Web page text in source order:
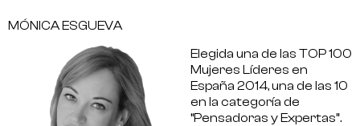
MÓNICA ESGUEVA
Elegida una de las TOP 100
Mujeres Líderes en
España 2014, una de las 10
en la categoría de
“Pensadoras y Expertas”.